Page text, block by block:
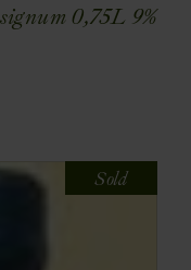
0,75L 9%
Sold